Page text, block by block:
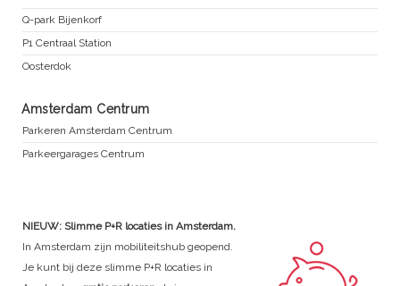
Q-park Bijenkorf
P1 Centraal Station
Oosterdok
Amsterdam Centrum
Parkeren Amsterdam Centrum
Parkeergarages Centrum
NIEUW: Slimme P+R locaties in Amsterdam.
In Amsterdam zijn mobiliteitshub geopend.
Je kunt bij deze slimme P+R locaties in